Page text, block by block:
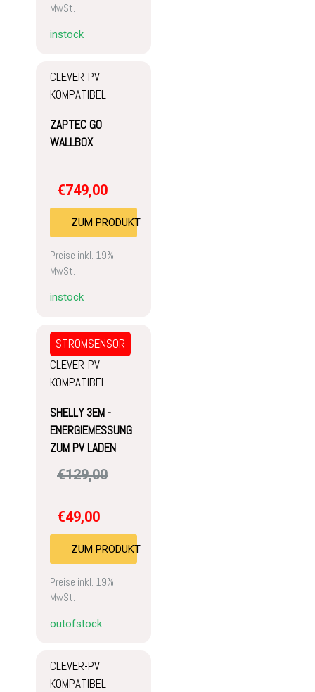
MwSt.
instock
CLEVER-PV
KOMPATIBEL
ZAPTEC GO
WALLBOX
€749,00
ZUM PRODUKT
Preise inkl. 19%
MwSt.
instock
STROMSENSOR
CLEVER-PV
KOMPATIBEL
SHELLY 3EM -
ENERGIEMESSUNG
ZUM PV LADEN
€129,00
€49,00
ZUM PRODUKT
Preise inkl. 19%
MwSt.
outofstock
CLEVER-PV
KOMPATIBEL